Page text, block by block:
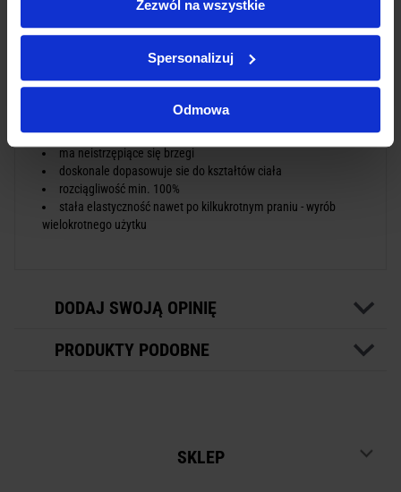
Zezwól na wszystkie
Spersonalizuj
Odmowa
Bandaż elastyczny o średniej rozciągliwości z zapinką w
foliowym opakowaniu.
bandaż podtrzymujący
urazów układu ruchu, np. skręceń, nadwyrężeń
delikatnie uciskający
ma neistrzępiące się brzegi
doskonale dopasowuje sie do kształtów ciała
rozciągliwość min. 100%
stała elastyczność nawet po kilkukrotnym praniu - wyrób
wielokrotnego użytku
DODAJ SWOJĄ OPINIĘ
PRODUKTY PODOBNE
SKLEP